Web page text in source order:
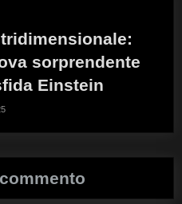
sorprendente
Einstein